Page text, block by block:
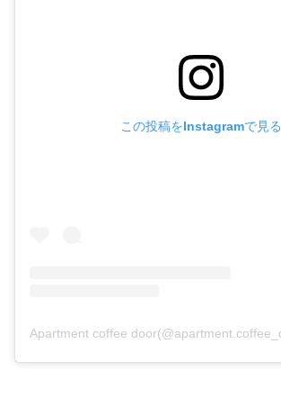
この投稿をInstagramで見る